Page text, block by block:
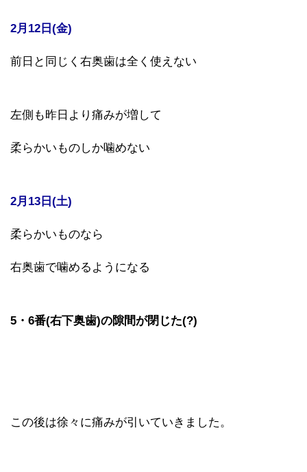
2月12日(金)
前日と同じく右奥歯は全く使えない
左側も昨日より痛みが増して
柔らかいものしか噛めない
2月13日(土)
柔らかいものなら
右奥歯で噛めるようになる
5・6番(右下奥歯)の隙間が閉じた(?)
この後は徐々に痛みが引いていきました。